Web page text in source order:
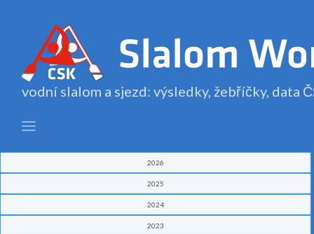
vodní slalom a sjezd: výsledky, žebříčky, data
2026
2025
2024
2023